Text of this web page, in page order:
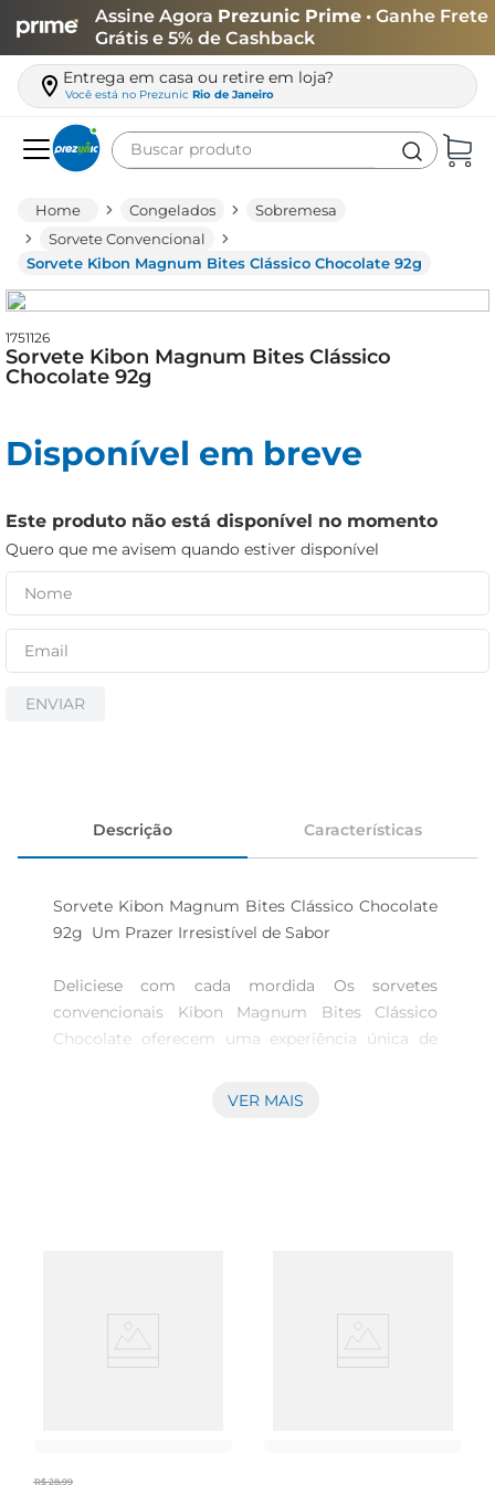
Assine Agora Prezunic Prime • Ganhe Frete
Grátis e 5% de Cashback
Entrega em casa ou retire em loja?
Você está no Prezunic Rio de Janeiro
Buscar produto
Congelados
Sobremesa
Sorvete Convencional
Sorvete Kibon Magnum Bites Clássico Chocolate 92g
1751126
Sorvete Kibon Magnum Bites Clássico
Chocolate 92g
Disponível em breve
Este produto não está disponível no momento
Quero que me avisem quando estiver disponível
ENVIAR
Descrição Características
Sorvete Kibon Magnum Bites Clássico Chocolate
92g  Um Prazer Irresistível de Sabor
Deliciese com cada mordida Os sorvetes
convencionais Kibon Magnum Bites Clássico
Chocolate oferecem uma experiência única de
com a crocância do chocolate. Elaborado para
Uma combinação de texturas e sabores Cada
VER MAIS
R$ 28,99
leite
queijo
arroz
biscoito
iogurte
papel higiênico